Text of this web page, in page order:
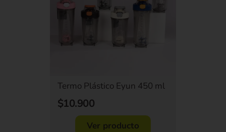
Termo Plástico Eyun 450 ml
$10.900
Ver producto